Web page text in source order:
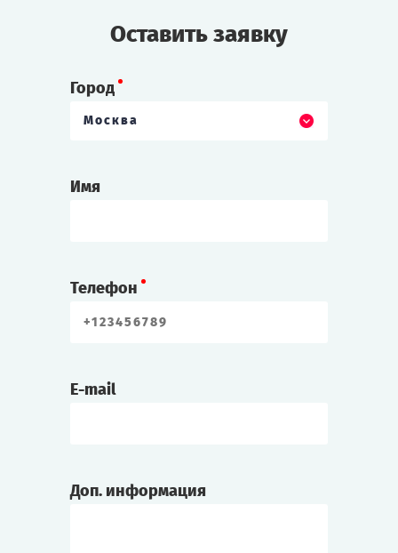
Оставить заявку
Город
Москва
Имя
Телефон
E-mail
Доп. информация